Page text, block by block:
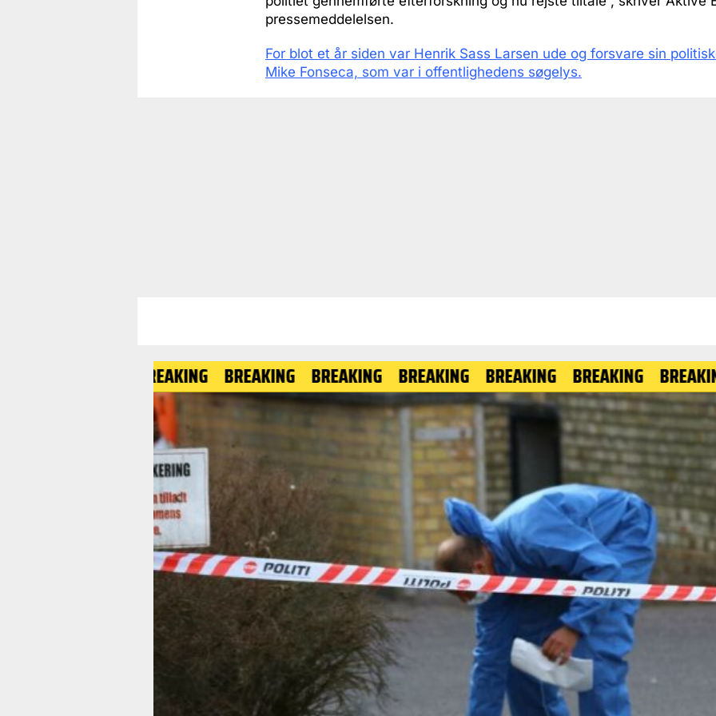
pressemeddelelsen.
For blot et år siden var Henrik Sass Larsen ude og forsvare sin
Mike Fonseca, som var i offentlighedens søgelys.
BREAKING BREAKING BREAKING BREAKING BREAKING BREAKING